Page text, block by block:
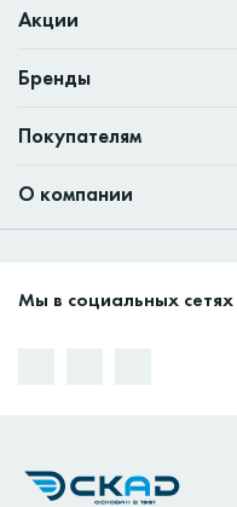
Акции
Бренды
Покупателям
О компании
Мы в социальных сетях